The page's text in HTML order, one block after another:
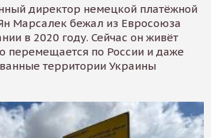
директор немецкой платёжной
Марсалек бежал из Евросоюза
в 2020 году. Сейчас он живёт
перемещается по России и даже
территории Украины